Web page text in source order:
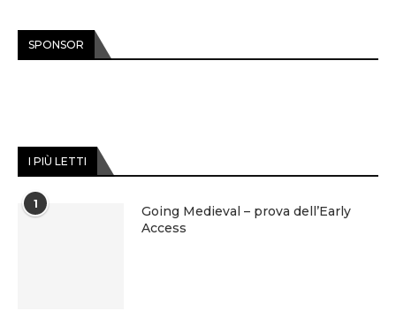
SPONSOR
I PIÙ LETTI
1
Going Medieval – prova dell’Early
Access